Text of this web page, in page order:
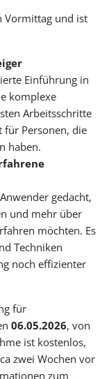
Vormittag und ist
Einführung in
komplexe
Arbeitsschritte
für Personen, die
haben.
gedacht,
und mehr über
möchten. Es
Techniken
noch effizienter
für
06.05.2026, von
ist kostenlos,
zwei Wochen vor
zum